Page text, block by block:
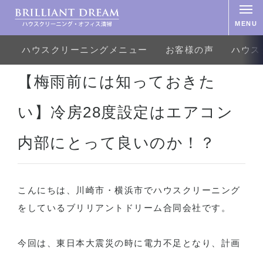
MENU
ハウスクリーニングメニュー お客様の声 ハウス
おそうじ機能付きエアコン 【梅雨前には知っておきたい】冷房28度設定はエアコン内部にとって
【梅雨前には知っておきた
い】冷房28度設定はエアコン
内部にとって良いのか！？
こんにちは、川崎市・横浜市でハウスクリーニング
をしている ブリリアントドリーム合同会社 です。
今回は、東日本大震災の時に電力不足となり、計画